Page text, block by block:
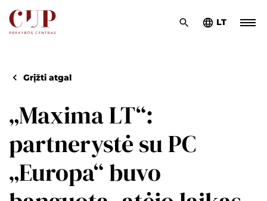
LT
Grįžti atgal
„Maxima LT“:
partnerystė su PC
„Europa“ buvo